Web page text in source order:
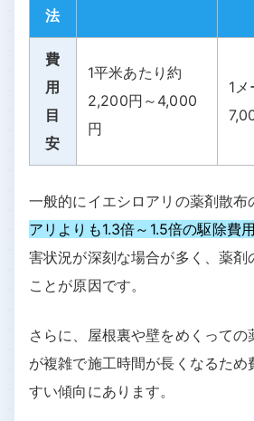
法
費
用
目
安
1平米あたり約
2,200円～4,000
円
1
一般的にイエシロアリの薬剤散布
アリよりも1.3倍～1.5倍の駆除費
害状況が深刻な場合が多く、薬剤
ことが原因です。
さらに、屋根裏や壁をめくっての
が複雑で施工時間が長くなるため
すい傾向にあります。